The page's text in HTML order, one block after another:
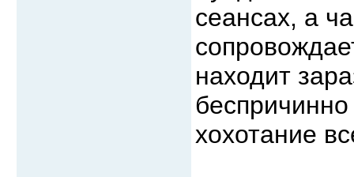
сеансах, а
находит
хохотание